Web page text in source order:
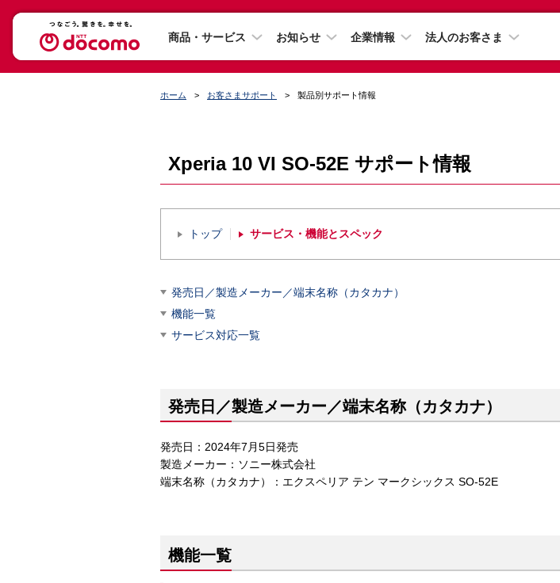
商品・サービス お知らせ 企業情報 法人のお客さま
ホーム お客さまサポート 製品別サポート情報
Xperia 10 VI SO-52E サポート情報
トップ サービス・機能とスペック
発売日／製造メーカー／端末名称（カタカナ）
機能一覧
サービス対応一覧
発売日／製造メーカー／端末名称（カタカナ）
発売日：2024年7月5日発売
製造メーカー：ソニー株式会社
端末名称（カタカナ）：エクスペリア テン マークシックス SO-52E
機能一覧